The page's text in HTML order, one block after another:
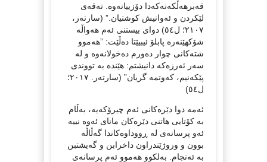
قەبرهەڵکەنەکەدا دۆزییانەوە. تەقەی
لێکردن و ئەوانیش کوشتیان.” (سارتەر،
٢١٠٧؛ ل٥٤) دوای بیستنی ئەم هەواڵە
شۆکهێنەرە پابلۆ ئیبیێتا دەڵێت: ”هەموو
شتەکانی چوار دەورم دەخولانەوە و لە
سەر ئەرزەکە دانیشتم: هێندە بە تووندی
پێکەنیم، کەوتمە گریان” (سارتەر. ٢٠١٧؛
ل٥٤)
ئەمە دوا دێرەکانی ئەم چیرۆکەیە، بەڵام
بە کۆتایی هاتنی دێرەکان مانای ئەوە نییە
ئەو پرسانەی لە ڕووداوەکاندا گەڵاڵە
بوون و وروژێندراون داخرابن و گەیشتبن
بە ئەنجام. بەلکوو هەموو ئەم پرسانەی